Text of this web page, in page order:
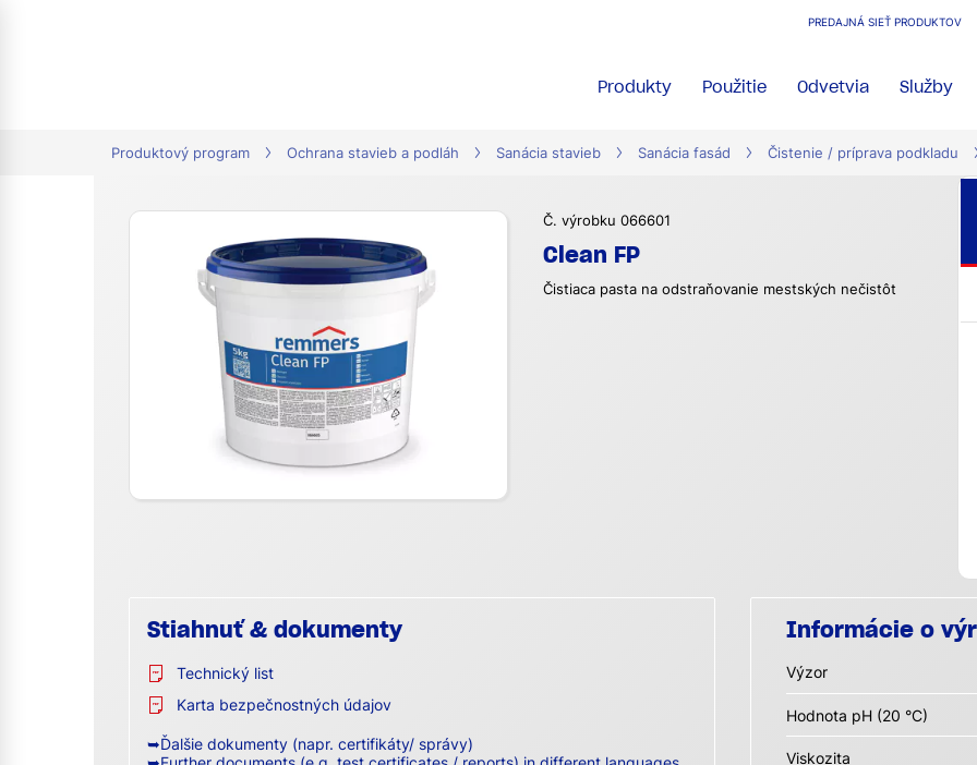
PREDAJNÁ SIEŤ PRODUKTOV
Produkty Použitie Odvetvia Služby
Produktový program Ochrana stavieb a podláh Sanácia stavieb Sanácia fasád Čistenie / príprava podkladu
Č. výrobku 066601
Clean FP
Čistiaca pasta na odstraňovanie mestských nečistôt
Stiahnuť & dokumenty
Technický list
Karta bezpečnostných údajov
➥Ďalšie dokumenty (napr. certifikáty/ správy)
Informácie o
Výzor
Hodnota pH (20 °C)
Viskozita